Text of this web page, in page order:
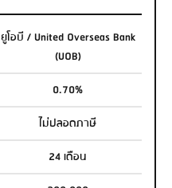
ยูโอบี / United Overseas Bank
(UOB)
0.70%
ไม่ปลอดภาษี
24 เดือน